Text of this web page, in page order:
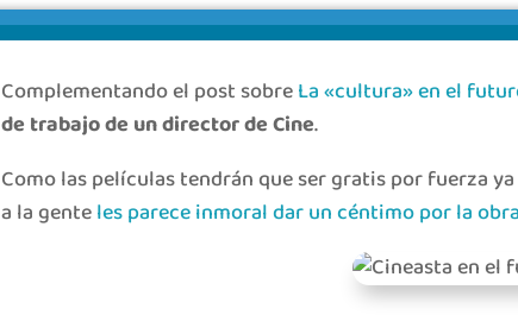
Complementando el post sobreLa «cultura» en el
de trabajo de un director de Cine.
Como las películas tendrán que ser gratis por fuerza
a la genteles parece inmoral dar un céntimo por la obra